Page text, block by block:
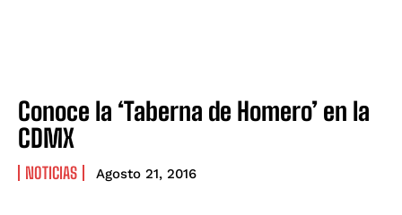
Conoce la ‘Taberna de Homero’ en la
CDMX
NOTICIAS Agosto 21, 2016